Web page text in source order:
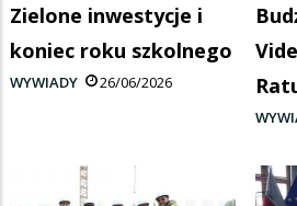
Zielone inwestycje i
koniec roku szkolnego
WYWIADY 26/06/2026